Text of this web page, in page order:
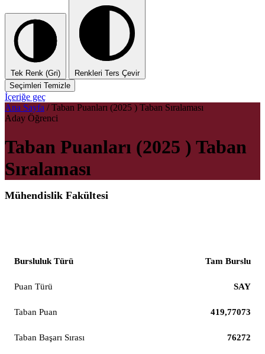
Tek Renk (Gri)
Renkleri Ters Çevir
Seçimleri Temizle
İçeriğe geç
Ana Sayfa / Taban Puanları (2025 ) Taban Sıralaması
Aday Öğrenci
Taban Puanları (2025 ) Taban
Sıralaması
Mühendislik Fakültesi
Tam Burslu
SAY
419,77073
76272